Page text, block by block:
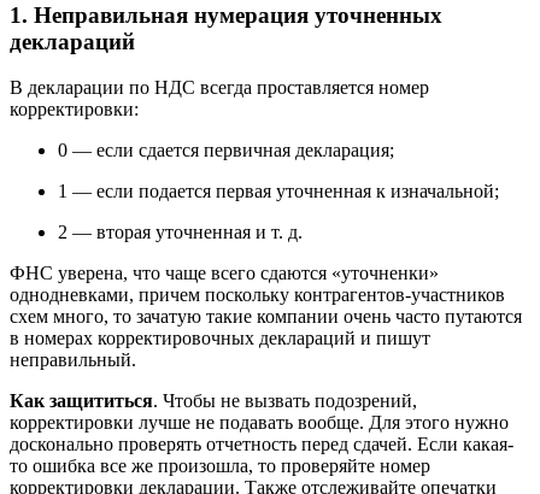
1. Неправильная нумерация уточненных
деклараций
В декларации по НДС всегда проставляется номер
корректировки:
0 — если сдается первичная декларация;
1 — если подается первая уточненная к изначальной;
2 — вторая уточненная и т. д.
ФНС уверена, что чаще всего сдаются «уточненки»
однодневками, причем поскольку контрагентов-участников
схем много, то зачатую такие компании очень часто путаются
в номерах корректировочных деклараций и пишут
неправильный.
Как защититься. Чтобы не вызвать подозрений,
корректировки лучше не подавать вообще. Для этого нужно
досконально проверять отчетность перед сдачей. Если какая-
то ошибка все же произошла, то проверяйте номер
корректировки декларации. Также отслеживайте опечатки